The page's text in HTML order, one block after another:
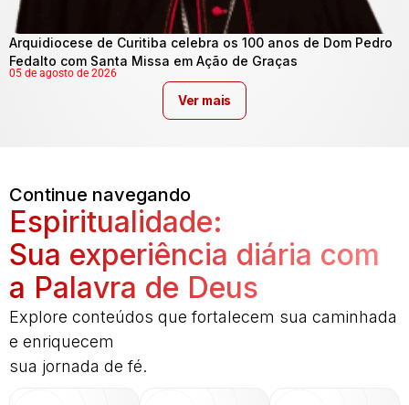
Arquidiocese de Curitiba celebra os 100 anos de Dom Pedro
Fedalto com Santa Missa em Ação de Graças
05 de agosto de 2026
Ver mais
Continue navegando
Espiritualidade:
Sua experiência diária com
a Palavra de Deus
Explore conteúdos que fortalecem sua caminhada
e enriquecem
sua jornada de fé.